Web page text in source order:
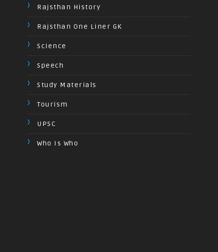
Rajsthan History
Rajsthan One Liner GK
Science
Speech
Study Materials
Tourism
UPSC
Who Is Who